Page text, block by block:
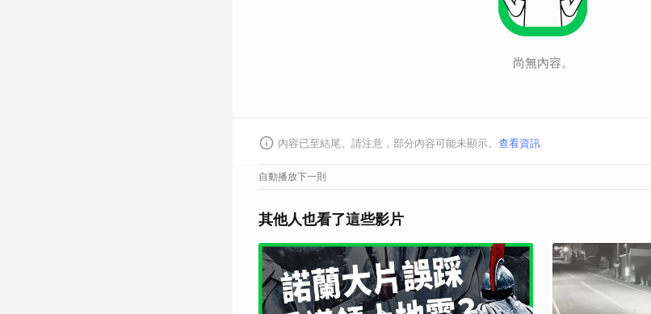
尚無內容。
內容已至結尾。請注意，部分內容可能未顯示。 查看資訊
自動播放下一則
其他人也看了這些影片